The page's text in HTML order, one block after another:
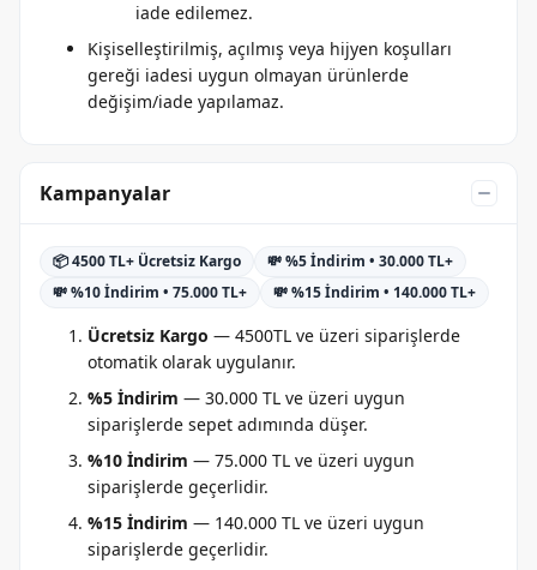
iade edilemez.
Kişiselleştirilmiş, açılmış veya hijyen koşulları
gereği iadesi uygun olmayan ürünlerde
değişim/iade yapılamaz.
Kampanyalar
📦 4500 TL+ Ücretsiz Kargo
💸 %5 İndirim • 30.000 TL+
💸 %10 İndirim • 75.000 TL+
💸 %15 İndirim • 140.000 TL+
Ücretsiz Kargo — 4500TL ve üzeri siparişlerde
otomatik olarak uygulanır.
%5 İndirim — 30.000 TL ve üzeri uygun
siparişlerde sepet adımında düşer.
%10 İndirim — 75.000 TL ve üzeri uygun
siparişlerde geçerlidir.
%15 İndirim — 140.000 TL ve üzeri uygun
siparişlerde geçerlidir.